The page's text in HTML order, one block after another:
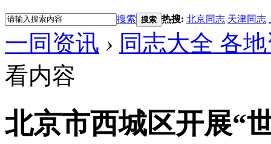
搜索 搜索 热搜: 北京同志 天津同志
一同资讯 › 同志大全 各
看内容
北京市西城区开展“